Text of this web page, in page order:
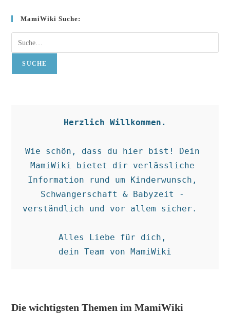
MamiWiki Suche:
Suche
SUCHE
Herzlich Willkommen.
Wie schön, dass du hier bist! Dein
MamiWiki bietet dir verlässliche
Information rund um Kinderwunsch,
Schwangerschaft & Babyzeit -
verständlich und vor allem sicher.
Alles Liebe für dich,
dein Team von MamiWiki
Die wichtigsten Themen im MamiWiki